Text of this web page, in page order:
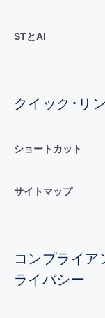
STとAI
クイック･リ
ショートカット
サイトマップ
コンプライ
ライバシー